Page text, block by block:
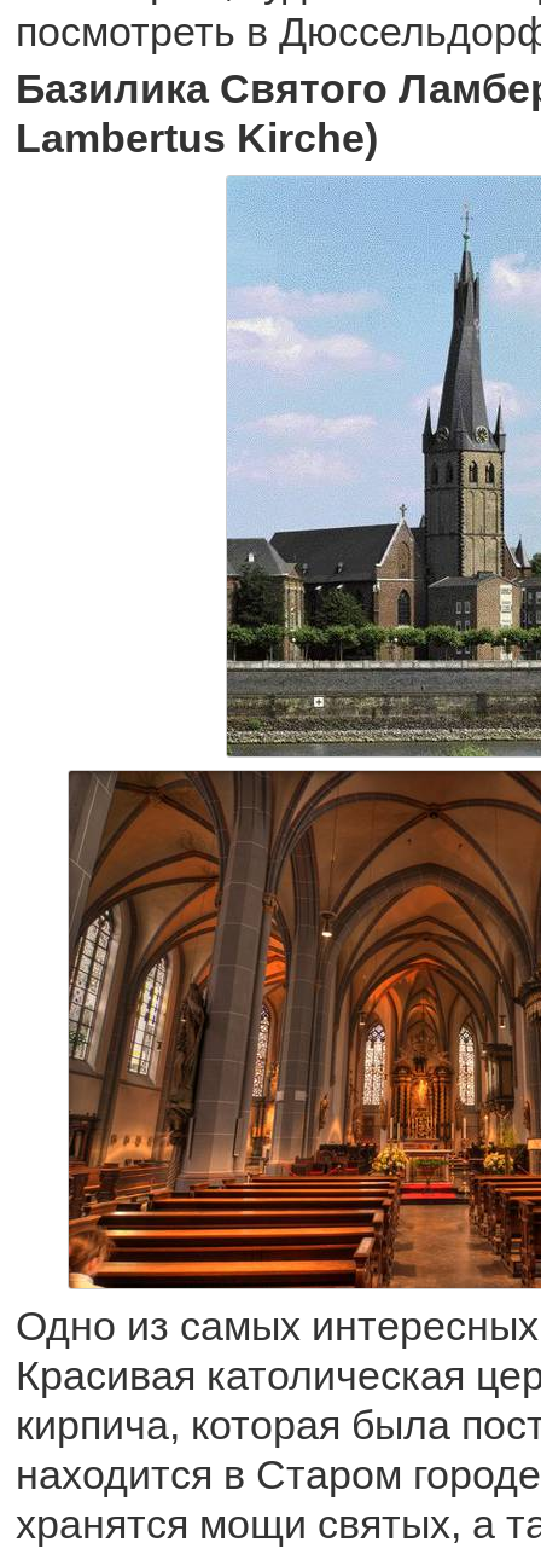
посмотреть в
Базилика Святого
Lambertus Kirche)
Одно из самых
Красивая католическая
кирпича, которая была
находится в Старом
хранятся мощи святых, а